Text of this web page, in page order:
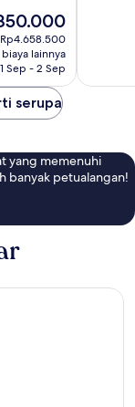
lainnya
1 Sep - 2 Sep
serupa
yang memenuhi
banyak petualangan!